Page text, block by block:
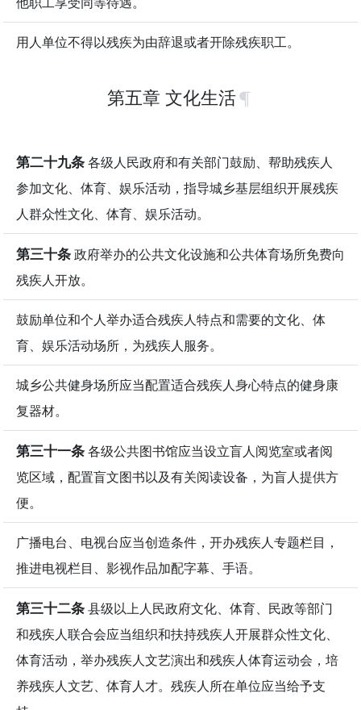
用人单位不得以残疾为由辞退或者开除残疾职工。
第五章 文化生活
第二十九条各级人民政府和有关部门鼓励、帮助残疾人
参加文化、体育、娱乐活动，指导城乡基层组织开展残疾
人群众性文化、体育、娱乐活动。
第三十条政府举办的公共文化设施和公共体育场所免费向
残疾人开放。
鼓励单位和个人举办适合残疾人特点和需要的文化、体
育、娱乐活动场所，为残疾人服务。
城乡公共健身场所应当配置适合残疾人身心特点的健身康
复器材。
第三十一条各级公共图书馆应当设立盲人阅览室或者阅
览区域，配置盲文图书以及有关阅读设备，为盲人提供方
便。
广播电台、电视台应当创造条件，开办残疾人专题栏目，
推进电视栏目、影视作品加配字幕、手语。
第三十二条县级以上人民政府文化、体育、民政等部门
和残疾人联合会应当组织和扶持残疾人开展群众性文化、
体育活动，举办残疾人文艺演出和残疾人体育运动会，培
养残疾人文艺、体育人才。残疾人所在单位应当给予支